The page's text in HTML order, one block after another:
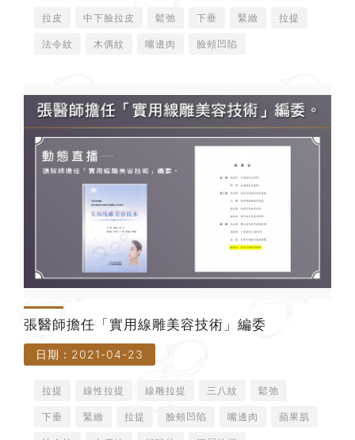
拉皮 中下臉拉皮 鬆弛 下垂 緊緻 拉提
法令紋 木偶紋 嘴邊肉 臉頰凹陷
張醫師擔任「實用線雕美容技術」編委
日期：2021-04-23
拉提 線性拉提 線雕拉提 三八紋 鬆弛
下垂 緊緻 拉提 臉頰凹陷 嘴邊肉 蘋果肌